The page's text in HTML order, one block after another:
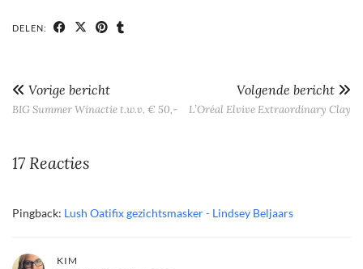
DELEN:
Vorige bericht
BIG Summer Winactie t.w.v. € 50,-
Volgende bericht
L’Oréal Elvive Extraordinary Clay
17 Reacties
Pingback: Lush Oatifix gezichtsmasker - Lindsey Beljaars
KIM